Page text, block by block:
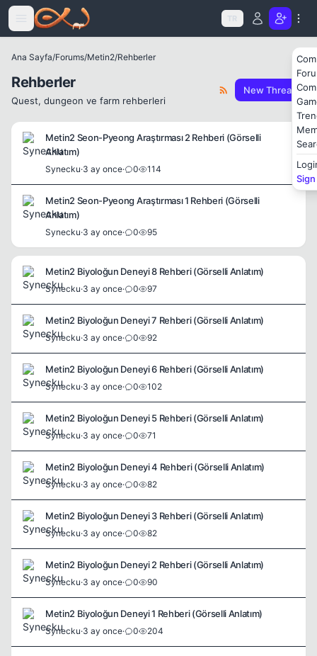
Icerige atla
TR
Ana Sayfa/Forums/Metin2/Rehberler
Rehberler
Quest, dungeon ve farm rehberleri
New Thread
Metin2 Seon-Pyeong Araştırması 2 Rehberi (Görselli
Anlatım)
Synecku·3 ay once· 0 114
Metin2 Seon-Pyeong Araştırması 1 Rehberi (Görselli
Anlatım)
Synecku·3 ay once· 0 95
Metin2 Biyoloğun Deneyi 8 Rehberi (Görselli Anlatım)
Synecku·3 ay once· 0 97
Metin2 Biyoloğun Deneyi 7 Rehberi (Görselli Anlatım)
Synecku·3 ay once· 0 92
Metin2 Biyoloğun Deneyi 6 Rehberi (Görselli Anlatım)
Synecku·3 ay once· 0 102
Metin2 Biyoloğun Deneyi 5 Rehberi (Görselli Anlatım)
Synecku·3 ay once· 0 71
Metin2 Biyoloğun Deneyi 4 Rehberi (Görselli Anlatım)
Synecku·3 ay once· 0 82
Metin2 Biyoloğun Deneyi 3 Rehberi (Görselli Anlatım)
Synecku·3 ay once· 0 82
Metin2 Biyoloğun Deneyi 2 Rehberi (Görselli Anlatım)
Synecku·3 ay once· 0 90
Metin2 Biyoloğun Deneyi 1 Rehberi (Görselli Anlatım)
Synecku·3 ay once· 0 204